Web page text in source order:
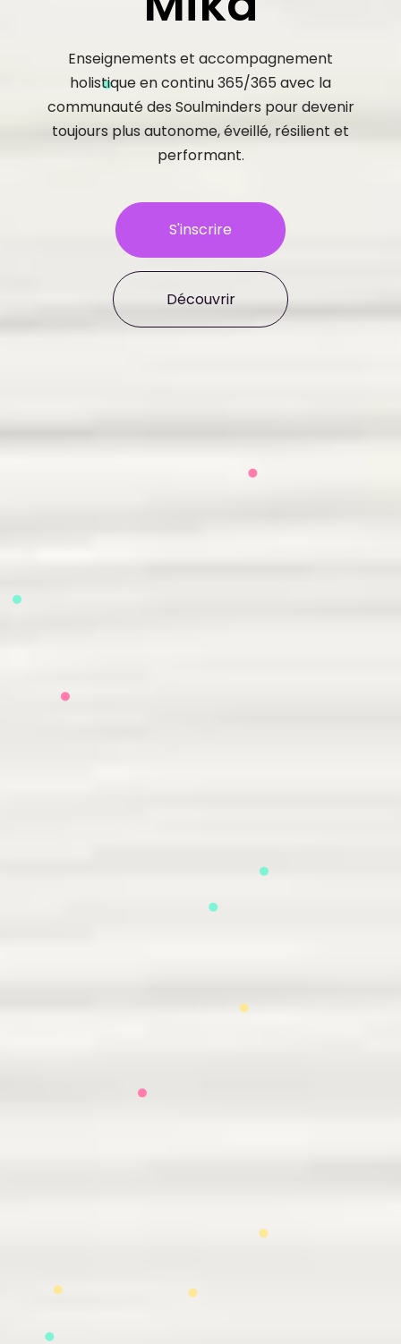
Enseignements et accompagnement
holistique en continu 365/365 avec la
communauté des Soulminders pour devenir
toujours plus autonome, éveillé, résilient et
performant.
S'inscrire
Découvrir